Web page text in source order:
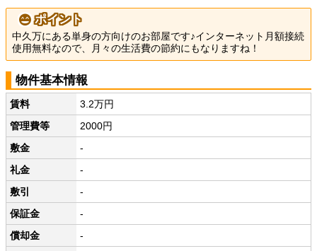
ポイント
中久万にある単身の方向けのお部屋です♪インターネット月額接続
使用無料なので、月々の生活費の節約にもなりますね！
物件基本情報
賃料
3.2万円
管理費等
2000円
敷金
-
礼金
-
敷引
-
保証金
-
償却金
-